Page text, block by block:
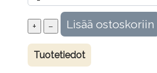
Tuotetiedot